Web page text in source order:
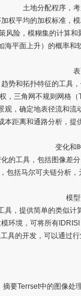
土地分配程序，
权平均的加权标准，
险，模糊集的计算
海平面上升）的概率和
势和拓扑特征的工具
，三角网不规则网格
观，确定地表径流和流
距离和通路分析，提
变化和
的工具，包括图像差
包括马尔可夫链分析
模
具，提供简单的类似
环境，可将所有
具的开发，可以通过
要Terrset中的图像